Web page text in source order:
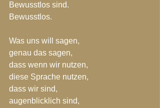
Bewusstlos sind.
Bewusstlos.
Was uns will sagen,
genau das sagen,
dass wenn wir nutzen,
diese Sprache nutzen,
dass wir sind,
augenblicklich sind,